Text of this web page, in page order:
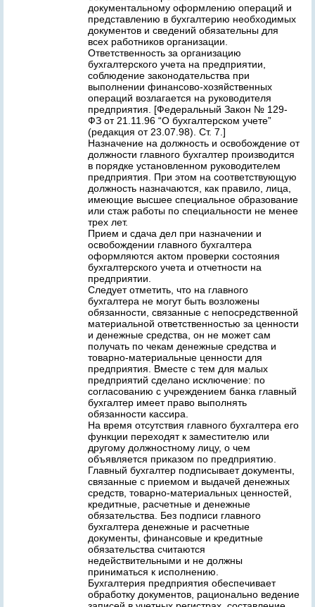
документальному оформлению операций и
представлению в бухгалтерию необходимых
документов и сведений обязательны для
всех работников организации.
Ответственность за организацию
бухгалтерского учета на предприятии,
соблюдение законодательства при
выполнении финансово-хозяйственных
операций возлагается на руководителя
предприятия. [Федеральный Закон № 129-
ФЗ от 21.11.96 “О бухгалтерском учете”
(редакция от 23.07.98). Ст. 7.]
Назначение на должность и освобождение от
должности главного бухгалтер производится
в порядке установленном руководителем
предприятия. При этом на соответствующую
должность назначаются, как правило, лица,
имеющие высшее специальное образование
или стаж работы по специальности не менее
трех лет.
Прием и сдача дел при назначении и
освобождении главного бухгалтера
оформляются актом проверки состояния
бухгалтерского учета и отчетности на
предприятии.
Следует отметить, что на главного
бухгалтера не могут быть возложены
обязанности, связанные с непосредственной
материальной ответственностью за ценности
и денежные средства, он не может сам
получать по чекам денежные средства и
товарно-материальные ценности для
предприятия. Вместе с тем для малых
предприятий сделано исключение: по
согласованию с учреждением банка главный
бухгалтер имеет право выполнять
обязанности кассира.
На время отсутствия главного бухгалтера его
функции переходят к заместителю или
другому должностному лицу, о чем
объявляется приказом по предприятию.
Главный бухгалтер подписывает документы,
связанные с приемом и выдачей денежных
средств, товарно-материальных ценностей,
кредитные, расчетные и денежные
обязательства. Без подписи главного
бухгалтера денежные и расчетные
документы, финансовые и кредитные
обязательства считаются
недействительными и не должны
приниматься к исполнению.
Бухгалтерия предприятия обеспечивает
обработку документов, рационально ведение